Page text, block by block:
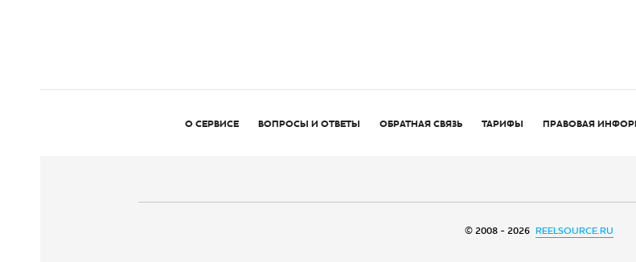
О СЕРВИСЕ ВОПРОСЫ И ОТВЕТЫ ОБРАТНАЯ СВЯЗЬ ТАРИФЫ ПРАВОВАЯ
© 2008 - 2026 REELSOURCE.RU